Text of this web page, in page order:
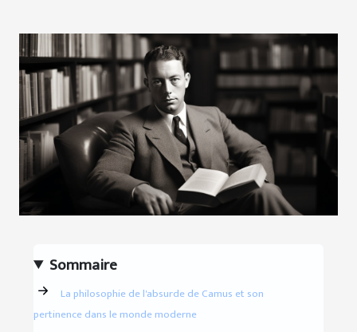
Sommaire
La philosophie de l'absurde de Camus et son
pertinence dans le monde moderne